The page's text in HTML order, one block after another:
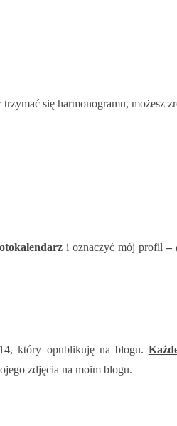
się harmonogramu, możesz
i oznaczyć mój profil –
który opublikuję na blogu.
zdjęcia na moim blogu.